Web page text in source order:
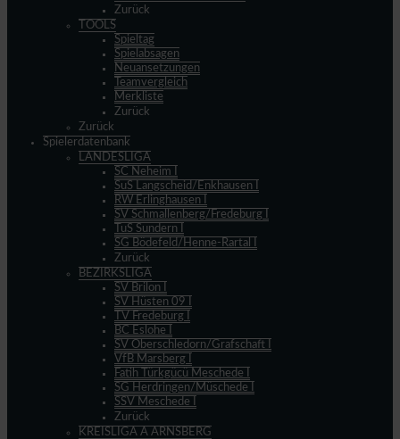
Zurück
TOOLS
Spieltag
Spielabsagen
Neuansetzungen
Teamvergleich
Merkliste
Zurück
Zurück
Spielerdatenbank
LANDESLIGA
SC Neheim I
SuS Langscheid/Enkhausen I
RW Erlinghausen I
SV Schmallenberg/Fredeburg I
TuS Sundern I
SG Bödefeld/Henne-Rartal I
Zurück
BEZIRKSLIGA
SV Brilon I
SV Hüsten 09 I
TV Fredeburg I
BC Eslohe I
SV Oberschledorn/Grafschaft I
VfB Marsberg I
Fatih Türkgücü Meschede I
SG Herdringen/Müschede I
SSV Meschede I
Zurück
KREISLIGA A ARNSBERG